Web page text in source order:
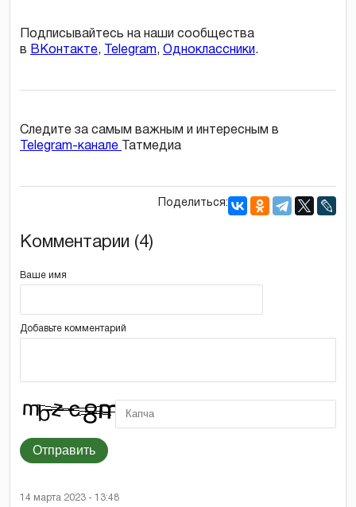
Подписывайтесь на наши сообщества
в ВКонтакте, Telegram, Одноклассники.
Следите за самым важным и интересным в
Telegram-канале
Татмедиа
Поделиться:
Комментарии (4)
Ваше имя
Добавьте комментарий
Отправить
14 марта 2023 - 13:48